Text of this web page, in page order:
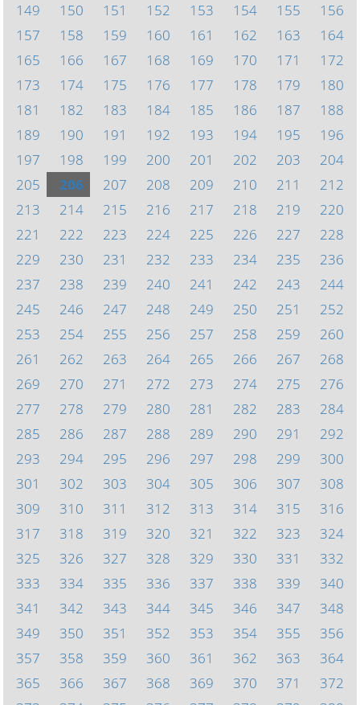
149
150 151 152 153 154 155
156
157
158 159 160 161 162 163
164
165
166 167 168 169 170 171
172
173
174 175 176 177 178 179
180
181
182 183 184 185 186 187
188
189
190 191 192 193 194 195
196
197
198 199 200 201 202 203
204
205
206 207 208 209 210 211
212
213
214 215 216 217 218 219
220
221
222 223 224 225 226 227
228
229
230 231 232 233 234 235
236
237
238 239 240 241 242 243
244
245
246 247 248 249 250 251
252
253
254 255 256 257 258 259
260
261
262 263 264 265 266 267
268
269
270 271 272 273 274 275
276
277
278 279 280 281 282 283
284
285
286 287 288 289 290 291
292
293
294 295 296 297 298 299
300
301
302 303 304 305 306 307
308
309
310 311 312 313 314 315
316
317
318 319 320 321 322 323
324
325
326 327 328 329 330 331
332
333
334 335 336 337 338 339
340
341
342 343 344 345 346 347
348
349
350 351 352 353 354 355
356
357
358 359 360 361 362 363
364
365
366 367 368 369 370 371
372